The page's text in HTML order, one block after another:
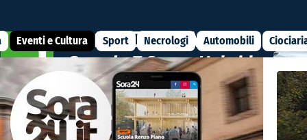
Eventi e Cultura Sport Necrologi Automobili